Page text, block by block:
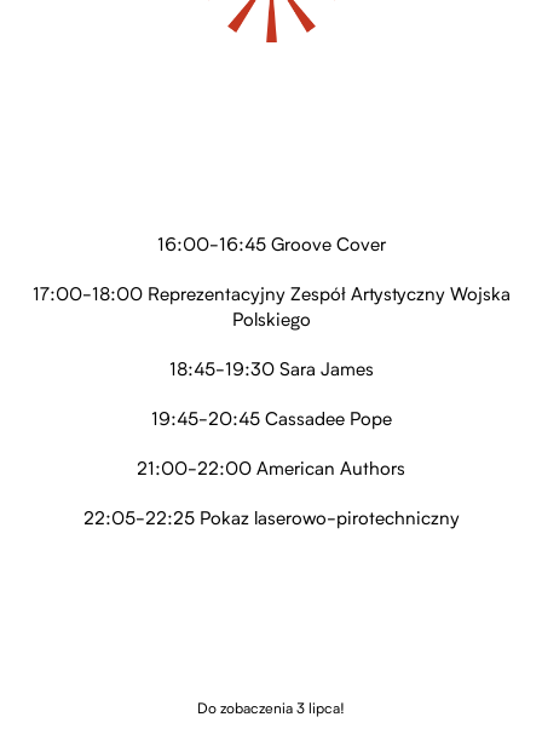
16:00-16:45 Groove Cover
17:00-18:00 Reprezentacyjny Zespół Artystyczny Wojska
Polskiego
18:45-19:30 Sara James
19:45-20:45 Cassadee Pope
21:00-22:00 American Authors
22:05-22:25 Pokaz laserowo-pirotechniczny
Do zobaczenia 3 lipca!